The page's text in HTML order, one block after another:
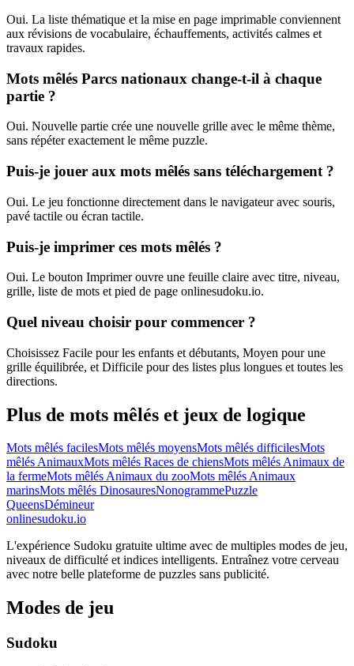
Oui. La liste thématique et la mise en page imprimable conviennent
aux révisions de vocabulaire, échauffements, activités calmes et
travaux rapides.
Mots mêlés Parcs nationaux change-t-il à chaque
partie ?
Oui. Nouvelle partie crée une nouvelle grille avec le même thème,
sans répéter exactement le même puzzle.
Puis-je jouer aux mots mêlés sans téléchargement ?
Oui. Le jeu fonctionne directement dans le navigateur avec souris,
pavé tactile ou écran tactile.
Puis-je imprimer ces mots mêlés ?
Oui. Le bouton Imprimer ouvre une feuille claire avec titre, niveau,
grille, liste de mots et pied de page onlinesudoku.io.
Quel niveau choisir pour commencer ?
Choisissez Facile pour les enfants et débutants, Moyen pour une
grille équilibrée, et Difficile pour des listes plus longues et toutes les
directions.
Plus de mots mêlés et jeux de logique
Mots mêlés facilesMots mêlés moyensMots mêlés difficilesMots
mêlés AnimauxMots mêlés Races de chiensMots mêlés Animaux de
la fermeMots mêlés Animaux du zooMots mêlés Animaux
marinsMots mêlés DinosauresNonogrammePuzzle
QueensDémineur
onlinesudoku.io
L'expérience Sudoku gratuite ultime avec de multiples modes de jeu,
niveaux de difficulté et indices intelligents. Entraînez votre cerveau
avec notre belle plateforme de puzzles sans publicité.
Modes de jeu
Sudoku